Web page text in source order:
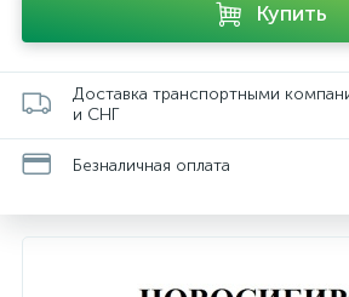
Купить
Доставка транспортными
и СНГ
Безналичная оплата